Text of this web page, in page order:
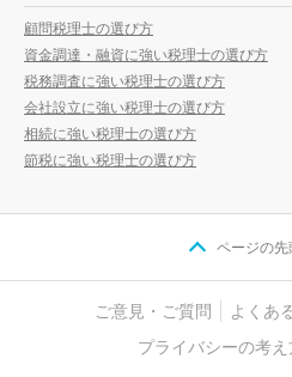
顧問税理士の選び方
資金調達・融資に強い税理士の選び方
税務調査に強い税理士の選び方
会社設立に強い税理士の選び方
相続に強い税理士の選び方
節税に強い税理士の選び方
ページの先
ご意見・ご質問 よくあ
プライバシーの考え